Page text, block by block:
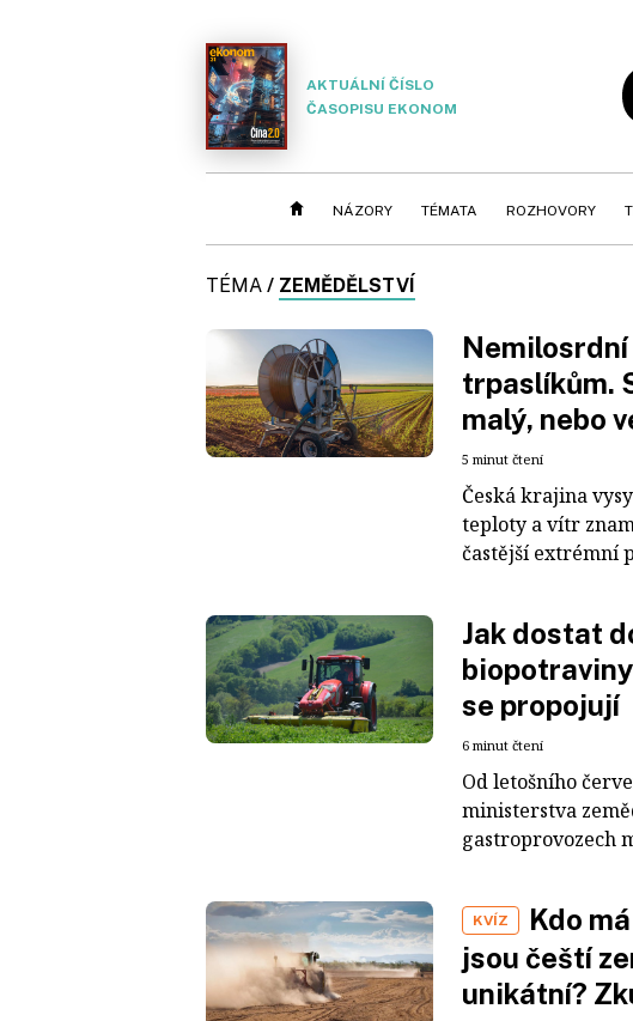
AKTUÁLNÍ ČÍSLO
ČASOPISU EKONOM
NÁZORY TÉMATA ROZHOVORY
TÉMA / ZEMĚDĚLSTVÍ
trpaslíkům.
malý, nebo
5 minut čtení
Česká krajina
teploty a vítr
častější extrémní
Jak dostat
se propojují
6 minut čtení
Od letošního
ministerstva
gastroprovozech
KVÍZ
Kdo
jsou čeští
unikátní?